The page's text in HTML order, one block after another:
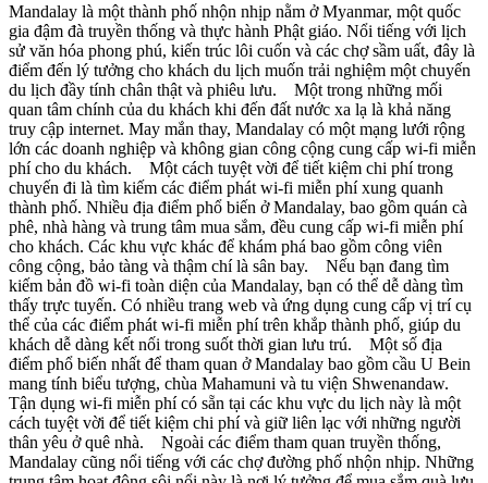
Mandalay là một thành phố nhộn nhịp nằm ở Myanmar, một quốc
gia đậm đà truyền thống và thực hành Phật giáo. Nổi tiếng với lịch
sử văn hóa phong phú, kiến trúc lôi cuốn và các chợ sầm uất, đây là
điểm đến lý tưởng cho khách du lịch muốn trải nghiệm một chuyến
du lịch đầy tính chân thật và phiêu lưu. Một trong những mối
quan tâm chính của du khách khi đến đất nước xa lạ là khả năng
truy cập internet. May mắn thay, Mandalay có một mạng lưới rộng
lớn các doanh nghiệp và không gian công cộng cung cấp wi-fi miễn
phí cho du khách. Một cách tuyệt vời để tiết kiệm chi phí trong
chuyến đi là tìm kiếm các điểm phát wi-fi miễn phí xung quanh
thành phố. Nhiều địa điểm phổ biến ở Mandalay, bao gồm quán cà
phê, nhà hàng và trung tâm mua sắm, đều cung cấp wi-fi miễn phí
cho khách. Các khu vực khác để khám phá bao gồm công viên
công cộng, bảo tàng và thậm chí là sân bay. Nếu bạn đang tìm
kiếm bản đồ wi-fi toàn diện của Mandalay, bạn có thể dễ dàng tìm
thấy trực tuyến. Có nhiều trang web và ứng dụng cung cấp vị trí cụ
thể của các điểm phát wi-fi miễn phí trên khắp thành phố, giúp du
khách dễ dàng kết nối trong suốt thời gian lưu trú. Một số địa
điểm phổ biến nhất để tham quan ở Mandalay bao gồm cầu U Bein
mang tính biểu tượng, chùa Mahamuni và tu viện Shwenandaw.
Tận dụng wi-fi miễn phí có sẵn tại các khu vực du lịch này là một
cách tuyệt vời để tiết kiệm chi phí và giữ liên lạc với những người
thân yêu ở quê nhà. Ngoài các điểm tham quan truyền thống,
Mandalay cũng nổi tiếng với các chợ đường phố nhộn nhịp. Những